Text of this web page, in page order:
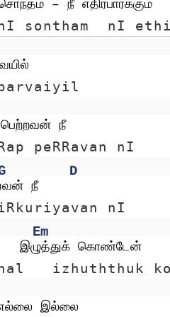
– நீ எதிர்பார்க்கும்
sontham  nI
நீ
peRRavan nI
D
நீ
nI
Em
இழுத்துக் கொண்டேன்
izhuththuk
எல்லை இல்லை